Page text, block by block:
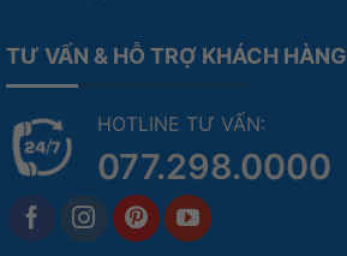
TƯ VẤN & HỖ TRỢ KHÁCH HÀNG
HOTLINE TƯ VẤN:
077.298.0000